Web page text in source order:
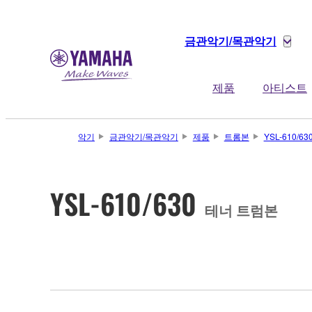
금관악기/목관악기
제품 아티스트
악기 금관악기/목관악기 제품 트롬본 YSL-610/630
YSL-610/630 테너 트럼본